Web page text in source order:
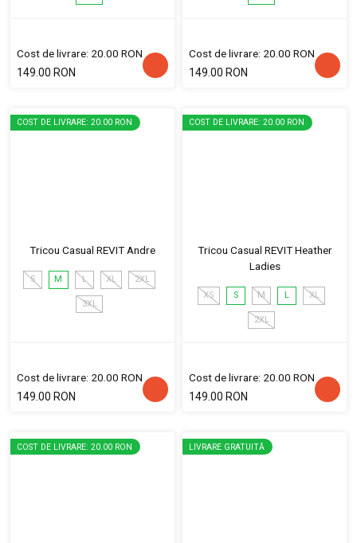
Cost de livrare: 20.00 RON
149.00 RON
Cost de livrare: 20.00 RON
149.00 RON
COST DE LIVRARE: 20.00 RON
Tricou Casual REVIT Andre
S M L XL 2XL
3XL
Cost de livrare: 20.00 RON
149.00 RON
COST DE LIVRARE: 20.00 RON
Tricou Casual REVIT Heather
Ladies
XS S M L XL
2XL
Cost de livrare: 20.00 RON
149.00 RON
COST DE LIVRARE: 20.00 RON LIVRARE GRATUITĂ